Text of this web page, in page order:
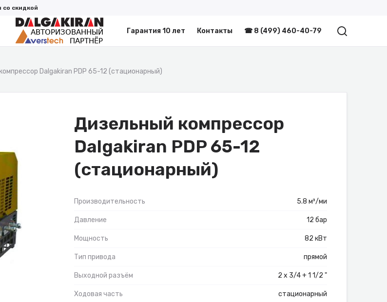
со скидкой
Гарантия 10 лет Контакты ☎ 8 (499) 460-40-79
Dalgakiran PDP 65-12 (стационарный)
Дизельный компрессор
Dalgakiran PDP 65-12
(стационарный)
Производительность 5.8 м³/ми
Давление 12 бар
Мощность 82 кВт
Тип привода прямой
Выходной разъём 2 x 3/4 + 1 1/2 "
Ходовая часть стационарный